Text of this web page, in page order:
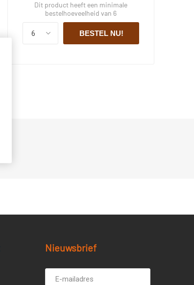
Dit product heeft een minimale
bestelhoeveelheid van 6
BESTEL NU!
Nieuwsbrief